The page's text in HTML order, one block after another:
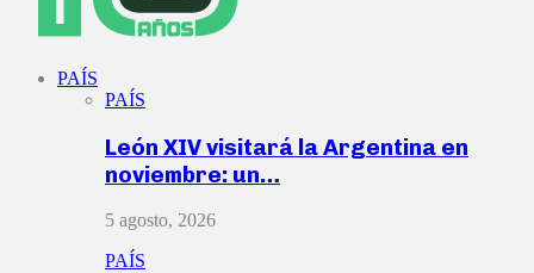
PAÍS
PAÍS
León XIV visitará la Argentina en
noviembre: un…
5 agosto, 2026
PAÍS